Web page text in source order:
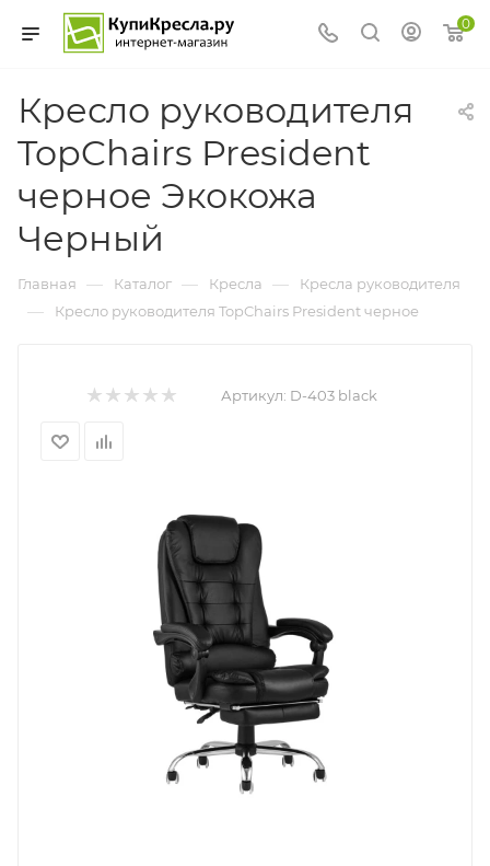
0
Кресло руководителя
TopChairs President
черное Экокожа
Черный
Главная — Каталог — Кресла — Кресла руководителя
— Кресло руководителя TopChairs President черное
Артикул: D-403 black